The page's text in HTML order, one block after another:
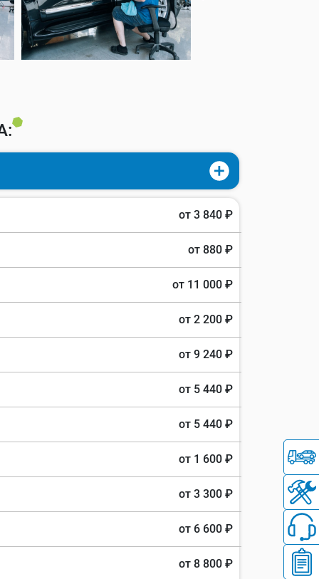
от 3 840 ₽
от 880 ₽
от 11 000 ₽
от 2 200 ₽
от 9 240 ₽
от 5 440 ₽
от 5 440 ₽
от 1 600 ₽
от 3 300 ₽
от 6 600 ₽
от 8 800 ₽